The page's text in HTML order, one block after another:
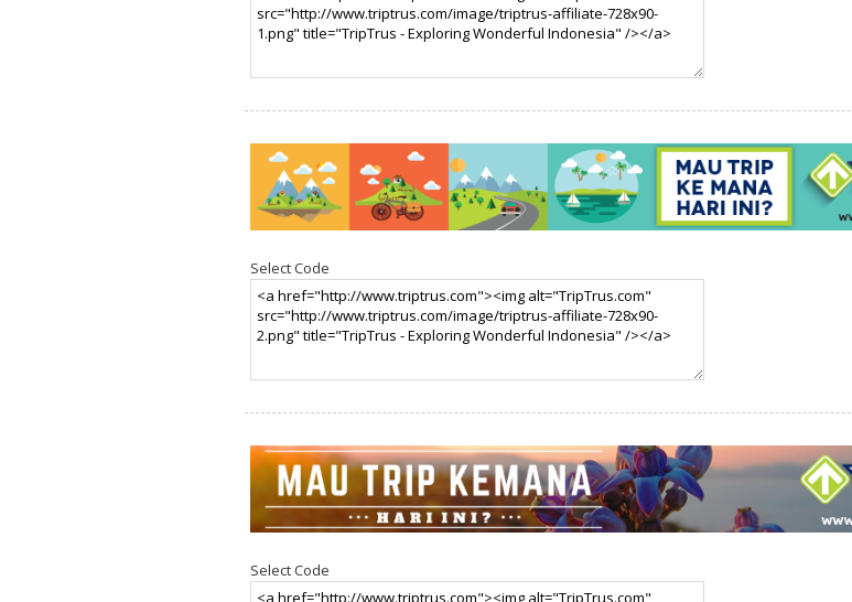
Select Code
Select Code